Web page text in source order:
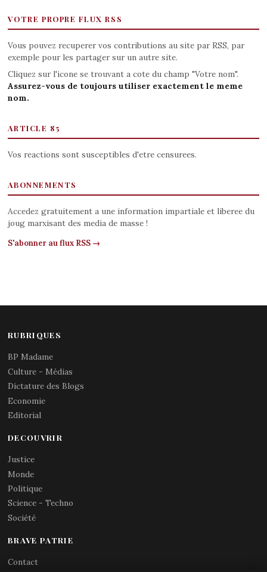
VOTRE PROPRE FLUX RSS
Vous pouvez recuperer vos contributions au site par RSS, par
exemple pour les partager sur un autre site.
Cliquez sur l'icone se trouvant a cote du champ "Votre nom".
Assurez-vous de toujours utiliser exactement le meme
nom.
ARTICLE 85
Vos reactions sont susceptibles d'etre censurees.
ABONNEMENTS
Accedez gratuitement a une information impartiale et liberee du
joug marxisant des media de masse !
S'abonner au flux RSS →
RUBRIQUES
BP Madame
Culture - Médias
Dictature des Blogs
Economie
Editorial
DECOUVRIR
Justice
Monde
Politique
Science - Techno
Société
BRAVE PATRIE
Contact